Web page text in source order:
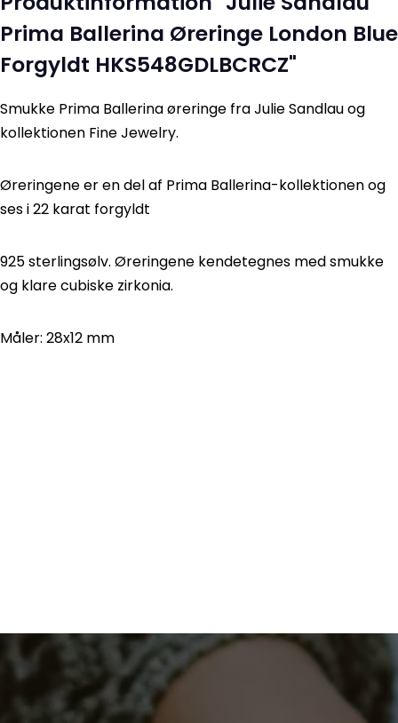
Prima Ballerina Øreringe London Blue
Forgyldt HKS548GDLBCRCZ"
Smukke Prima Ballerina øreringe fra Julie Sandlau og
kollektionen Fine Jewelry.
Øreringene er en del af Prima Ballerina-kollektionen og
ses i 22 karat forgyldt
925 sterlingsølv. Øreringene kendetegnes med smukke
og klare cubiske zirkonia.
Måler: 28x12 mm